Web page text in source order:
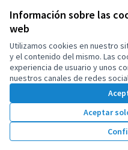
Información sobre las
web
Utilizamos cookies en nuestro
y el contenido del mismo. Las
experiencia de usuario y unos
nuestros canales de redes
Aceptar
Términos y condiciones de uso
Configuración de cookies
OIDP en X
(Enlace externo)
OIDP en Facebook
(Enlace externo)
OIDP en YouTube
(Enlace externo)
Castellano
Choose languageChoisir la
Web creada consoftware libre .